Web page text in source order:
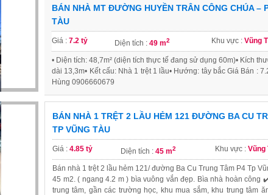
BÁN NHÀ MT ĐƯỜNG HUYỀN TRÂN CÔNG CHÚA –
TÀU
Giá : 7.2 tỷ Diện tích : 49 m2 Khu vực : Vũng
• Diện tích: 48,7m² (diện tích thực tế đang sử dụng 60m)• Kích
dài 13,3m• Kết cấu: Nhà 1 trệt 1 lầu• Hướng: tây bắc Giá Bán :
Hùng 0906660679
BÁN NHÀ 1 TRỆT 2 LẦU HẺM 121 ĐƯỜNG BA CU
TP VŨNG TÀU
Giá : 4.85 tỷ Diện tích : 45 m2 Khu vực : Vũng
Bán nhà 1 trệt 2 lầu hẻm 121/ đường Ba Cu Trung Tâm P4 Tp
45 m2. ( ngang 4.2 m ) bìa vuông vắn đẹp. Bìa nhà hoàn công
trung tâm, gần các trường học, khu mua sắm, khu trung tâm